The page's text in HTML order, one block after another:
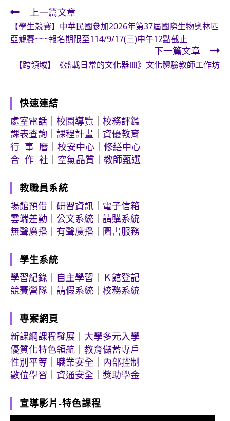
Read
more
articles
上一篇文章
【學生競賽】中華民國參加2026年第37屆國際生物奧林匹
亞競賽~~~報名期限至114/9/17(三)中午12點截止
下一篇文章
【跨領域】《盛載日常的文化器皿》文化體驗教師工作坊
快速連結
處室電話
校園導覽
校務評鑑
課表查詢
課程計畫
資優教育
行 事 曆
校安中心
修繕中心
合 作 社
空氣品質 教師甄選
教職員系統
場館預借
研習資訊
電子信箱
雲端差勤
公文系統
請購系統
無聲廣播
有聲廣播 圖書服務
學生系統
學習紀錄
自主學習
Ｋ館登記
競賽營隊
請假系統 校務系統
專案網頁
新課綱課程發展
大學多元入學
優質化特色領航
教育儲蓄專戶
性別平等
職業安全
內部控制
數位學習
資通安全 獎助學金
宣導影片-特色課程